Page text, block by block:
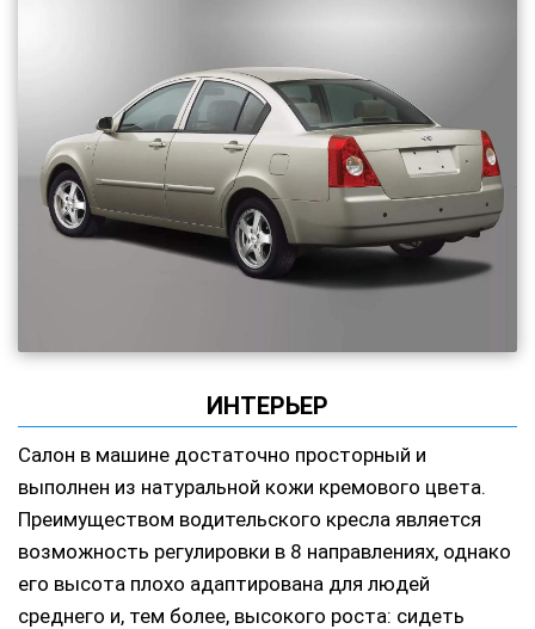
ИНТЕРЬЕР
Салон в машине достаточно просторный и
выполнен из натуральной кожи кремового цвета.
Преимуществом водительского кресла является
возможность регулировки в 8 направлениях, однако
его высота плохо адаптирована для людей
среднего и, тем более, высокого роста: сидеть